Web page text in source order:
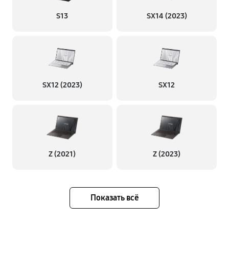
S13 SX14 (2023)
SX12 (2023) SX12
Z (2021) Z (2023)
Показать всё